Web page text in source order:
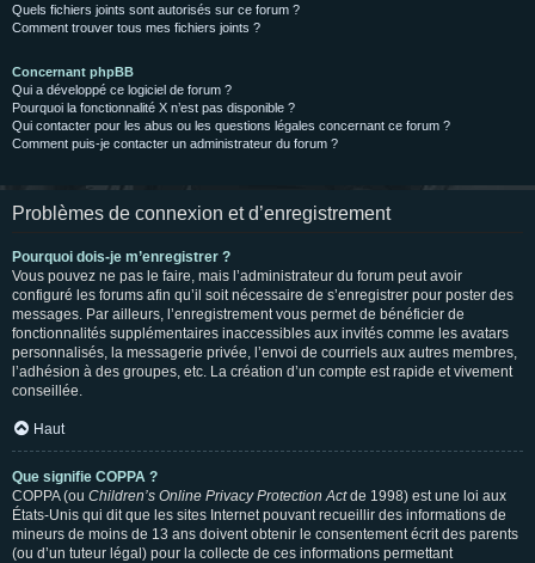
Quels fichiers joints sont autorisés sur ce forum ?
Comment trouver tous mes fichiers joints ?
Concernant phpBB
Qui a développé ce logiciel de forum ?
Pourquoi la fonctionnalité X n’est pas disponible ?
Qui contacter pour les abus ou les questions légales concernant ce forum ?
Comment puis-je contacter un administrateur du forum ?
Problèmes de connexion et d’enregistrement
Pourquoi dois-je m’enregistrer ?
Vous pouvez ne pas le faire, mais l’administrateur du forum peut avoir
configuré les forums afin qu’il soit nécessaire de s’enregistrer pour poster des
messages. Par ailleurs, l’enregistrement vous permet de bénéficier de
fonctionnalités supplémentaires inaccessibles aux invités comme les avatars
personnalisés, la messagerie privée, l’envoi de courriels aux autres membres,
l’adhésion à des groupes, etc. La création d’un compte est rapide et vivement
conseillée.
Haut
Que signifie COPPA ?
COPPA (ou Children’s Online Privacy Protection Actde 1998) est une loi aux
États-Unis qui dit que les sites Internet pouvant recueillir des informations de
mineurs de moins de 13 ans doivent obtenir le consentement écrit des parents
(ou d’un tuteur légal) pour la collecte de ces informations permettant